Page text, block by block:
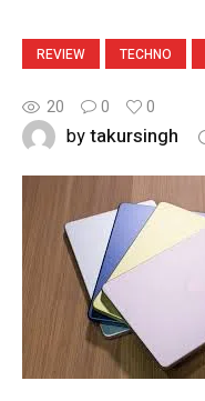
REVIEW TECHNO
20 0 0
bytakursingh